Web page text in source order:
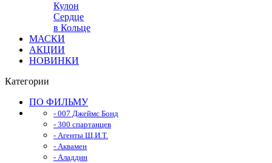
Кулон
Сердце
в Кольце
МАСКИ
АКЦИИ
НОВИНКИ
Категории
ПО ФИЛЬМУ
- 007 Джеймс Бонд
- 300 спартанцев
- Агенты Щ.И.Т.
- Аквамен
- Аладдин